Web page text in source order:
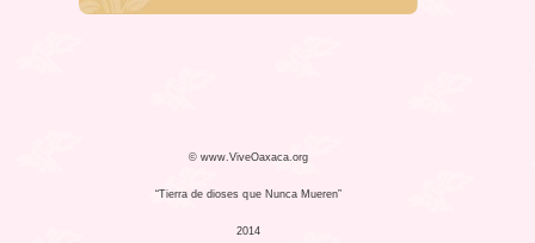
© www.ViveOaxaca.org
“Tierra de dioses que Nunca Mueren”
2014